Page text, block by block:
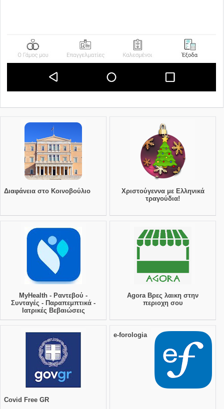
Διαφάνεια στο Κοινοβούλιο
Χριστούγεννα με Ελληνικά
τραγούδια!
MyHealth - Ραντεβού -
Συνταγές - Παραπεμπτικά -
Ιατρικές Βεβαιώσεις
Agora Βρες λαικη στην
περιοχη σου
Covid Free GR
e-forologia